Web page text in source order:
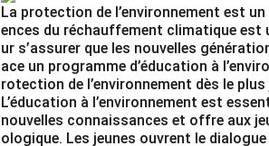
consommation d'énergie. (sensibiliser,
• Grâce à ses efforts, beaucoup de
finissent par devenir conscients.
Step 3: Flawless French Story (134
Martin est un jeune homme passionné
La protection de l’environnement est
ences du réchauffement climatique est
ur s’assurer que les nouvelles
ace un programme d’éducation à
rotection de l’environnement dès le
L’éducation à l’environnement est
nouvelles connaissances et offre aux
ologique. Les jeunes ouvrent le